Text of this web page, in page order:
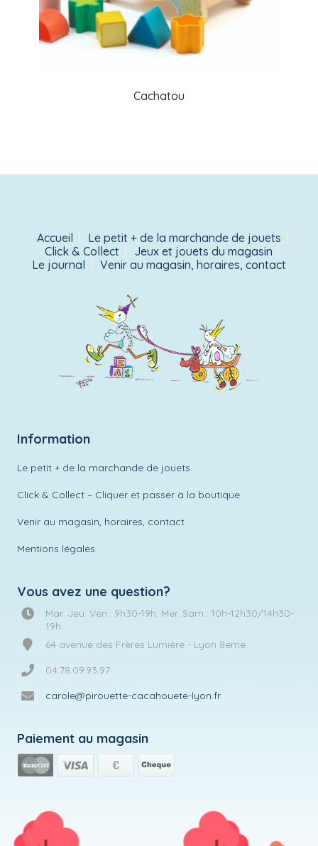
Cachatou
Accueil
Le petit + de la marchande de jouets
Click & Collect
Jeux et jouets du magasin
Le journal
Venir au magasin, horaires, contact
Information
Le petit + de la marchande de jouets
Click & Collect – Cliquer et passer à la boutique
Venir au magasin, horaires, contact
Mentions légales
Vous avez une question?
Mar. Jeu. Ven.: 9h30-19h, Mer. Sam.: 10h-12h30/14h30-
19h
64 avenue des Frères Lumière - Lyon 8eme
04.78.09.93.97
carole@pirouette-cacahouete-lyon.fr
Paiement au magasin